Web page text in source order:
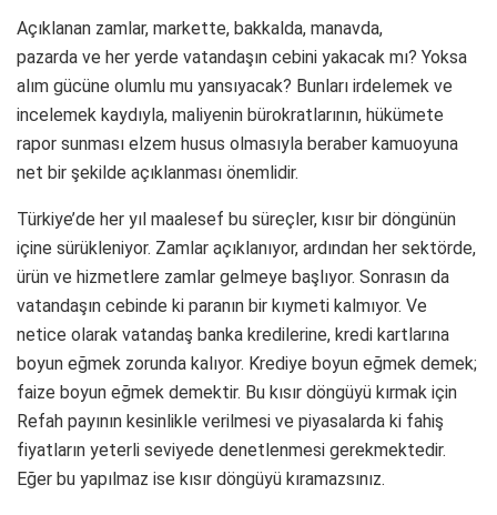
Açıklanan zamlar, markette, bakkalda, manavda,
pazarda ve her yerde vatandaşın cebini yakacak mı? Yoksa
alım gücüne olumlu mu yansıyacak? Bunları irdelemek ve
incelemek kaydıyla, maliyenin bürokratlarının, hükümete
rapor sunması elzem husus olmasıyla beraber kamuoyuna
net bir şekilde açıklanması önemlidir.
Türkiye’de her yıl maalesef bu süreçler, kısır bir döngünün
içine sürükleniyor. Zamlar açıklanıyor, ardından her sektörde,
ürün ve hizmetlere zamlar gelmeye başlıyor. Sonrasın da
vatandaşın cebinde ki paranın bir kıymeti kalmıyor. Ve
netice olarak vatandaş banka kredilerine, kredi kartlarına
boyun eğmek zorunda kalıyor. Krediye boyun eğmek demek;
faize boyun eğmek demektir. Bu kısır döngüyü kırmak için
Refah payının kesinlikle verilmesi ve piyasalarda ki fahiş
fiyatların yeterli seviyede denetlenmesi gerekmektedir.
Eğer bu yapılmaz ise kısır döngüyü kıramazsınız.